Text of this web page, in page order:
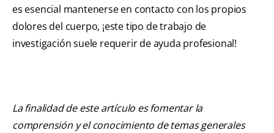
es esencial mantenerse en contacto con los propios
dolores del cuerpo, ¡este tipo de trabajo de
investigación suele requerir de ayuda profesional!
La finalidad de este artículo es fomentar la
comprensión y el conocimiento de temas generales